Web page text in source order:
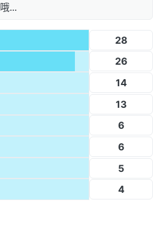
哦...
28
26
14
13
6
6
5
4